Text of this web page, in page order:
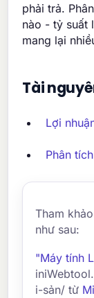
phải trả.
nào - tỷ suất
mang lại
Tài
Lợi
Phân
Tham
như sau:
"Máy tính
i-sản/ từ